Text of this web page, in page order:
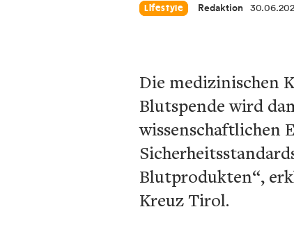
Lifestyle Redaktion
Die medizinischen
Blutspende wird
wissenschaftlichen
Blutprodukten“,
Kreuz Tirol.